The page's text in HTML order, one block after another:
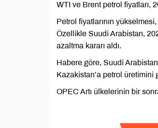
WTI ve Brent petrol fiyatları,
Petrol fiyatlarının
Özellikle Suudi Arabistan,
azaltma kararı aldı.
Habere göre, Suudi
Kazakistan’a petrol üretimini
OPEC Artı ülkelerinin bir